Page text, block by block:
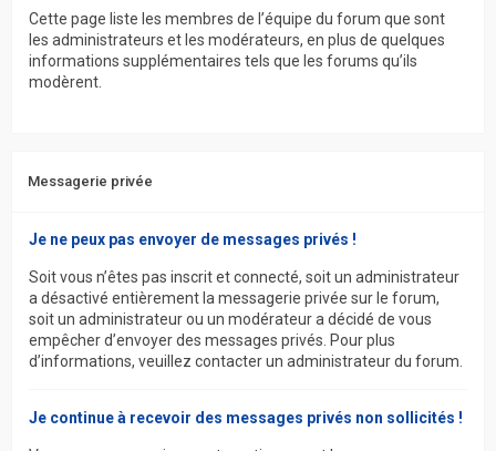
Cette page liste les membres de l’équipe du forum que sont
les administrateurs et les modérateurs, en plus de quelques
informations supplémentaires tels que les forums qu’ils
modèrent.
Messagerie privée
Je ne peux pas envoyer de messages privés !
Soit vous n’êtes pas inscrit et connecté, soit un administrateur
a désactivé entièrement la messagerie privée sur le forum,
soit un administrateur ou un modérateur a décidé de vous
empêcher d’envoyer des messages privés. Pour plus
d’informations, veuillez contacter un administrateur du forum.
Je continue à recevoir des messages privés non sollicités !